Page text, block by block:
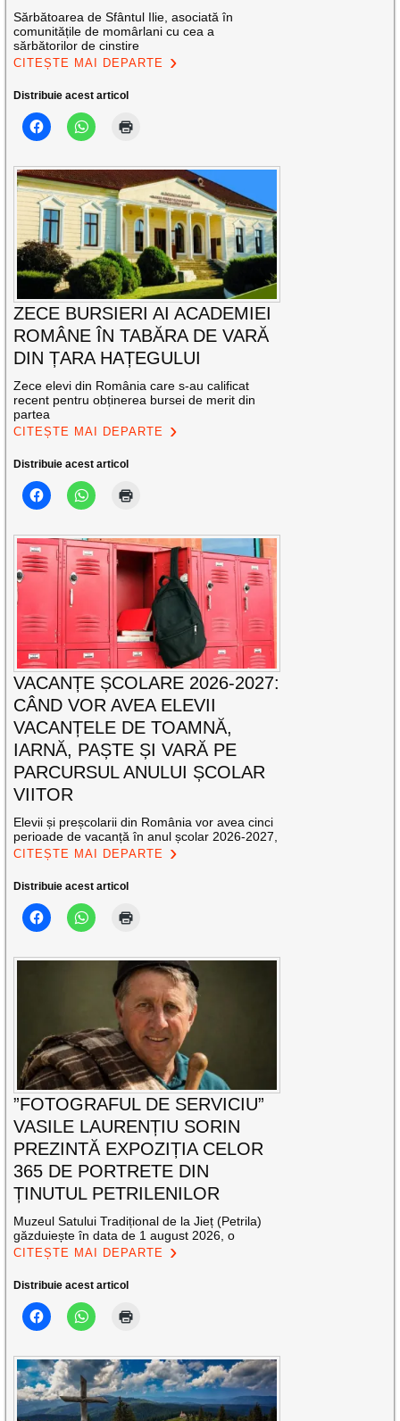
Sărbătoarea de Sfântul Ilie, asociată în
comunitățile de momârlani cu cea a
sărbătorilor de cinstire
CITEȘTE MAI DEPARTE
Distribuie acest articol
ZECE BURSIERI AI ACADEMIEI
ROMÂNE ÎN TABĂRA DE VARĂ
DIN ȚARA HAȚEGULUI
Zece elevi din România care s-au calificat
recent pentru obținerea bursei de merit din
partea
CITEȘTE MAI DEPARTE
Distribuie acest articol
VACANȚE ȘCOLARE 2026-2027:
CÂND VOR AVEA ELEVII
VACANȚELE DE TOAMNĂ,
IARNĂ, PAȘTE ȘI VARĂ PE
PARCURSUL ANULUI ȘCOLAR
VIITOR
Elevii și preșcolarii din România vor avea cinci
perioade de vacanță în anul școlar 2026-2027,
CITEȘTE MAI DEPARTE
Distribuie acest articol
”FOTOGRAFUL DE SERVICIU”
VASILE LAURENȚIU SORIN
PREZINTĂ EXPOZIȚIA CELOR
365 DE PORTRETE DIN
ȚINUTUL PETRILENILOR
Muzeul Satului Tradițional de la Jieț (Petrila)
găzduiește în data de 1 august 2026, o
CITEȘTE MAI DEPARTE
Distribuie acest articol